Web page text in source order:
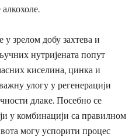
зрелом добу захтева и
нутријената попут
киселина, цинка и
улогу у регенерацији
длаке. Посебно се
у комбинацији са правилном
могу успорити процес